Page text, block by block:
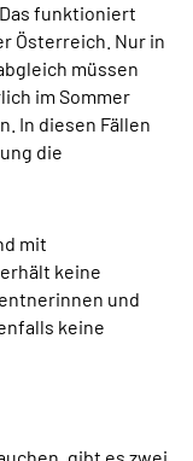
funktioniert
Österreich. Nur in
müssen
im Sommer
In diesen Fällen
die
mit
keine
und
keine